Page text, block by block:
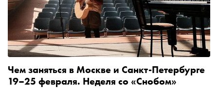
Чем заняться в Москве и Санкт-Петербурге
19–25 февраля. Неделя со «Снобом»